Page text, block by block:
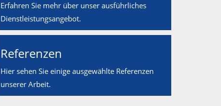
Erfahren Sie mehr über unser ausführliches
Dienstleistungsangebot.
Referenzen
Hier sehen Sie einige ausgewählte Referenzen
unserer Arbeit.